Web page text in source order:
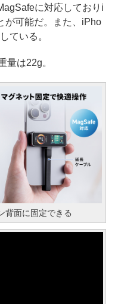
に対応しておりi
が可能だ。また、iPho
ている。
は22g。
背面に固定できる